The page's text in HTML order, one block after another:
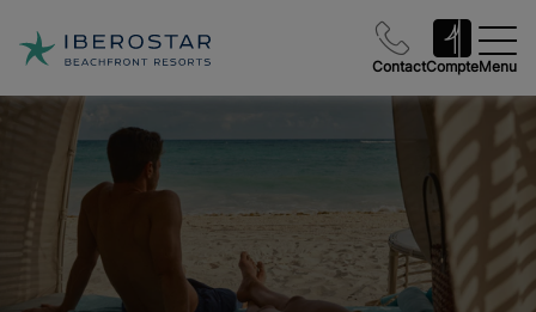
ContactCompteMenu